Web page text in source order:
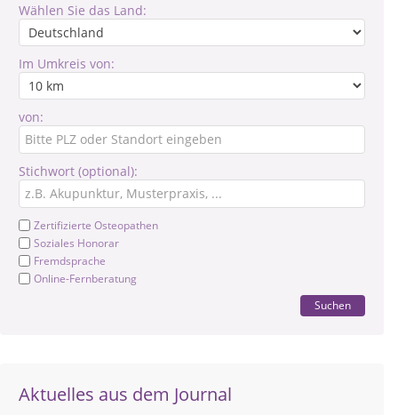
Wählen Sie das Land:
Im Umkreis von:
von:
Stichwort (optional):
Zertifizierte Osteopathen
Soziales Honorar
Fremdsprache
Online-Fernberatung
Suchen
Aktuelles aus dem Journal